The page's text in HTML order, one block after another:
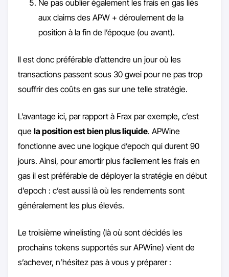
Ne pas oublier également les frais en gas liés
aux claims des APW + déroulement de la
position à la fin de l’époque (ou avant).
Il est donc préférable d’attendre un jour où les
transactions passent sous 30 gwei pour ne pas trop
souffrir des coûts en gas sur une telle stratégie.
L’avantage ici, par rapport à Frax par exemple, c’est
que la position est bien plus liquide. APWine
fonctionne avec une logique d’epoch qui durent 90
jours. Ainsi, pour amortir plus facilement les frais en
gas il est préférable de déployer la stratégie en début
d’epoch : c’est aussi là où les rendements sont
généralement les plus élevés.
Le troisième winelisting (là où sont décidés les
prochains tokens supportés sur APWine) vient de
s’achever, n’hésitez pas à vous y préparer :